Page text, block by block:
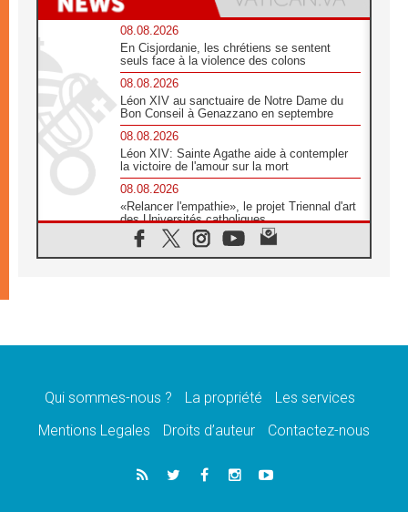
08.08.2026
En Cisjordanie, les chrétiens se sentent
seuls face à la violence des colons
08.08.2026
Léon XIV au sanctuaire de Notre Dame du
Bon Conseil à Genazzano en septembre
08.08.2026
Léon XIV: Sainte Agathe aide à contempler
la victoire de l'amour sur la mort
08.08.2026
«Relancer l'empathie», le projet Triennal d'art
des Universités catholiques
08.08.2026
Signis 2026, donner la parole aux religieuses
07.08.2026
07.08.2026
de l'Assomption et mémoire nationale
«La paix commence par l'empathie» estime
le cardinal Parolin
Qui sommes-nous ? La propriété
Les services
Mentions Legales
Droits d’auteur Contactez-nous